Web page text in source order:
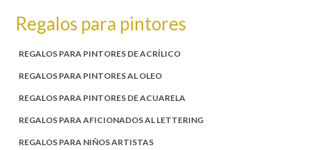
Regalos para pintores
REGALOS PARA PINTORES DE ACRÍLICO
REGALOS PARA PINTORES AL OLEO
REGALOS PARA PINTORES DE ACUARELA
REGALOS PARA AFICIONADOS AL LETTERING
REGALOS PARA NIÑOS ARTISTAS